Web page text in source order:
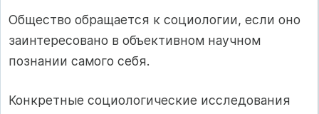
Общество обращается к социологии, если оно
заинтересовано в объективном научном
познании самого себя.
Конкретные социологические исследования